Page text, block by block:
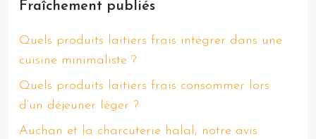
Fraîchement publiés
Quels produits laitiers frais intégrer dans une
cuisine minimaliste ?
Quels produits laitiers frais consommer lors
d’un déjeuner léger ?
Auchan et la charcuterie halal, notre avis